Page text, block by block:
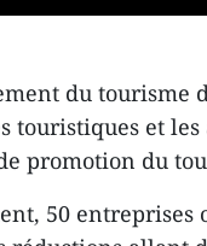
du tourisme
touristiques et
promotion du
50 entreprises